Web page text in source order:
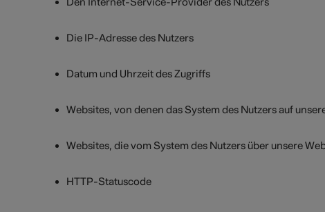
Die IP-Adresse des Nutzers
Datum und Uhrzeit des Zugriffs
Websites, von denen das System des Nutzers auf
Websites, die vom System des Nutzers über unsere
HTTP-Statuscode